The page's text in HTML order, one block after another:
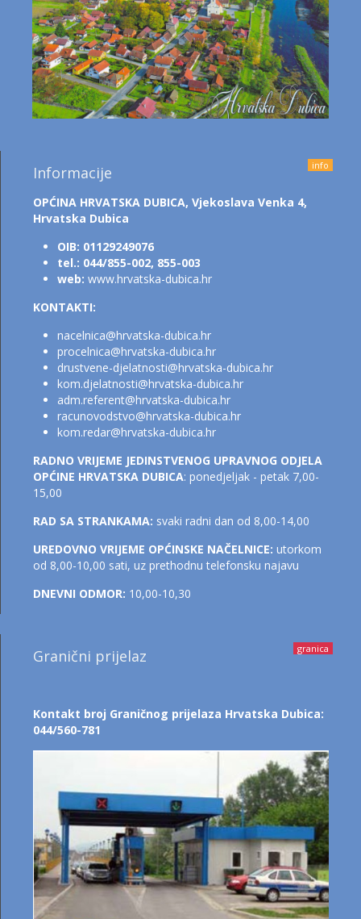
info
Informacije
OPĆINA HRVATSKA DUBICA, Vjekoslava Venka 4,
Hrvatska Dubica
OIB: 01129249076
tel.: 044/855-002, 855-003
web: www.hrvatska-dubica.hr
KONTAKTI:
nacelnica@hrvatska-dubica.hr
procelnica@hrvatska-dubica.hr
drustvene-djelatnosti@hrvatska-dubica.hr
kom.djelatnosti@hrvatska-dubica.hr
adm.referent@hrvatska-dubica.hr
racunovodstvo@hrvatska-dubica.hr
kom.redar@hrvatska-dubica.hr
RADNO VRIJEME JEDINSTVENOG UPRAVNOG ODJELA
OPĆINE HRVATSKA DUBICA: ponedjeljak - petak 7,00-
15,00
RAD SA STRANKAMA: svaki radni dan od 8,00-14,00
UREDOVNO VRIJEME OPĆINSKE NAČELNICE: utorkom
od 8,00-10,00 sati, uz prethodnu telefonsku najavu
DNEVNI ODMOR: 10,00-10,30
granica
Granični prijelaz
Kontakt broj Graničnog prijelaza Hrvatska Dubica:
044/560-781